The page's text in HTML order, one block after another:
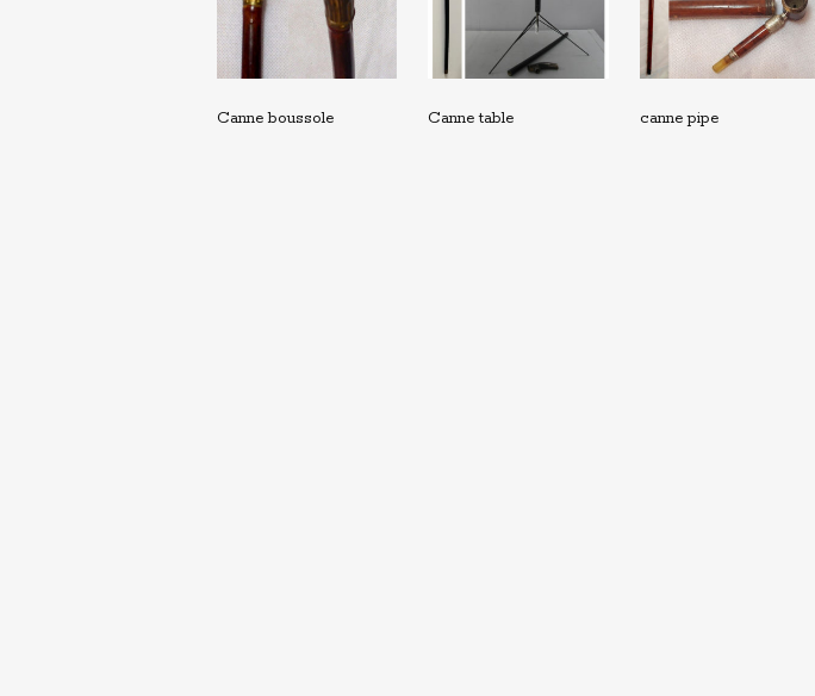
Canne boussole Canne table canne pipe